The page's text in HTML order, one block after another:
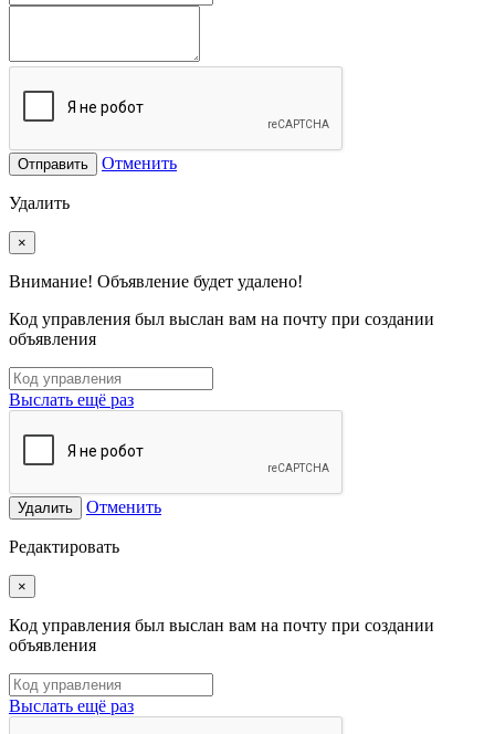
Отправить Отменить
Удалить
×
Внимание! Объявление будет удалено!
Код управления был выслан вам на почту при создании
объявления
Выслать ещё раз
Удалить Отменить
Редактировать
×
Код управления был выслан вам на почту при создании
объявления
Выслать ещё раз